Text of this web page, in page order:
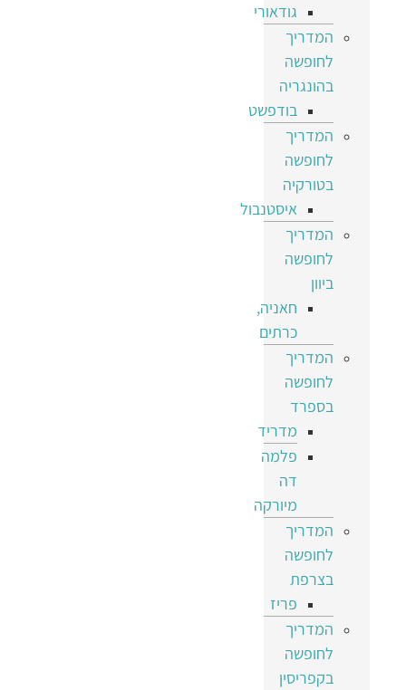
גודאורי
המדריך
לחופשה
בהונגריה
בודפשט
המדריך
לחופשה
בטורקיה
איסטנבול
המדריך
לחופשה
ביוון
חאניה,
כרתים
המדריך
לחופשה
בספרד
מדריד
פלמה
דה
מיורקה
המדריך
לחופשה
בצרפת
פריז
המדריך
לחופשה
בקפריסין